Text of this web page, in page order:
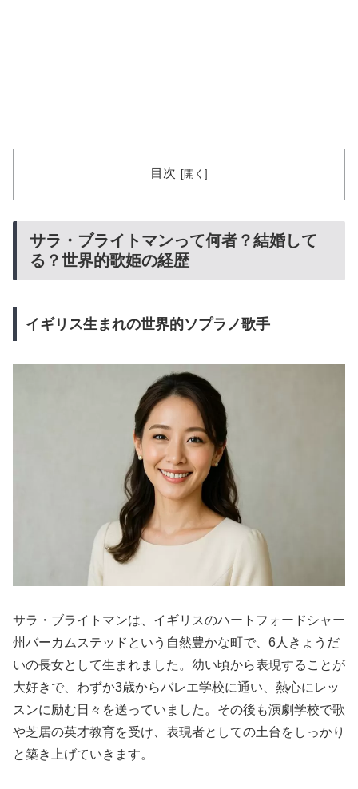
目次
サラ・ブライトマンって何者？結婚して
る？世界的歌姫の経歴
イギリス生まれの世界的ソプラノ歌手
サラ・ブライトマンは、イギリスのハートフォードシャー
州バーカムステッドという自然豊かな町で、6人きょうだ
いの長女として生まれました。幼い頃から表現することが
大好きで、わずか3歳からバレエ学校に通い、熱心にレッ
スンに励む日々を送っていました。その後も演劇学校で歌
や芝居の英才教育を受け、表現者としての土台をしっかり
と築き上げていきます。